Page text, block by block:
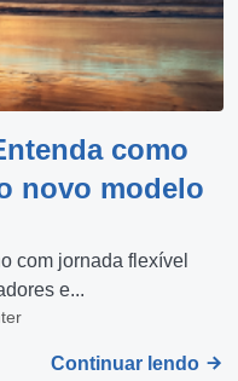
como
novo modelo
com jornada flexível
e...
Continuar lendo